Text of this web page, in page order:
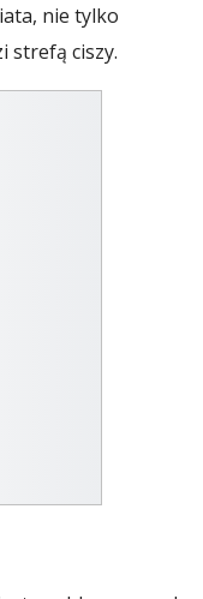
nie tylko
strefą ciszy.